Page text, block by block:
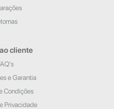
cliente
e Garantia
Condições
Privacidade